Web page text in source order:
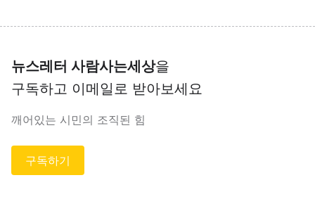
뉴스레터 사람사는세상을
구독하고 이메일로 받아보세요
깨어있는 시민의 조직된 힘
구독하기